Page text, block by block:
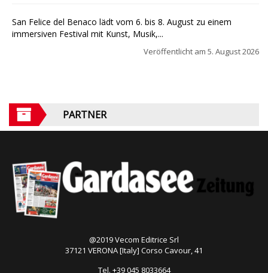
San Felice del Benaco lädt vom 6. bis 8. August zu einem
immersiven Festival mit Kunst, Musik,...
Veröffentlicht am 5. August 2026
PARTNER
@2019 Vecom Editrice Srl
37121 VERONA [Italy] Corso Cavour, 41
Tel. +39 045 8033664